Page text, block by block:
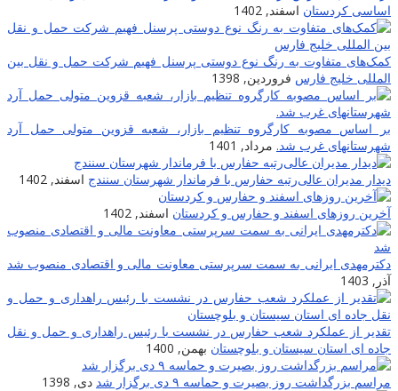
اساسی کردستان اسفند, 1402
کمک‌های متفاوت به رنگ نوع دوستی پرسنل فهیم شرکت حمل و نقل بین
المللی خلیج فارس فروردین, 1398
بر اساس مصوبه کارگروه تنظیم بازار، شعبه قزوین متولی حمل آرد
شهرستانهای غرب شد. مرداد, 1401
دیدار مدیران عالی‌رتبه حفارس با فرماندار شهرستان سنندج اسفند, 1402
آخرین روزهای اسفند و حفارس و کردستان اسفند, 1402
دکترمهدی ایرانی به سمت سرپرستی معاونت مالی و اقتصادی منصوب شد
آذر, 1403
تقدیر از عملکرد شعب حفارس در نشست با رئیس راهداری و حمل و نقل
جاده ای استان سیستان و بلوچستان بهمن, 1400
مراسم بزرگداشت روز بصیرت و حماسه ۹ دی برگزار شد
دی, 1398